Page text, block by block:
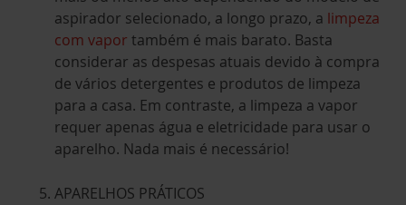
aspirador selecionado, a longo prazo, a limpeza
com vapor também é mais barato. Basta
considerar as despesas atuais devido à compra
de vários detergentes e produtos de limpeza
para a casa. Em contraste, a limpeza a vapor
requer apenas água e eletricidade para usar o
aparelho. Nada mais é necessário!
APARELHOS PRÁTICOS